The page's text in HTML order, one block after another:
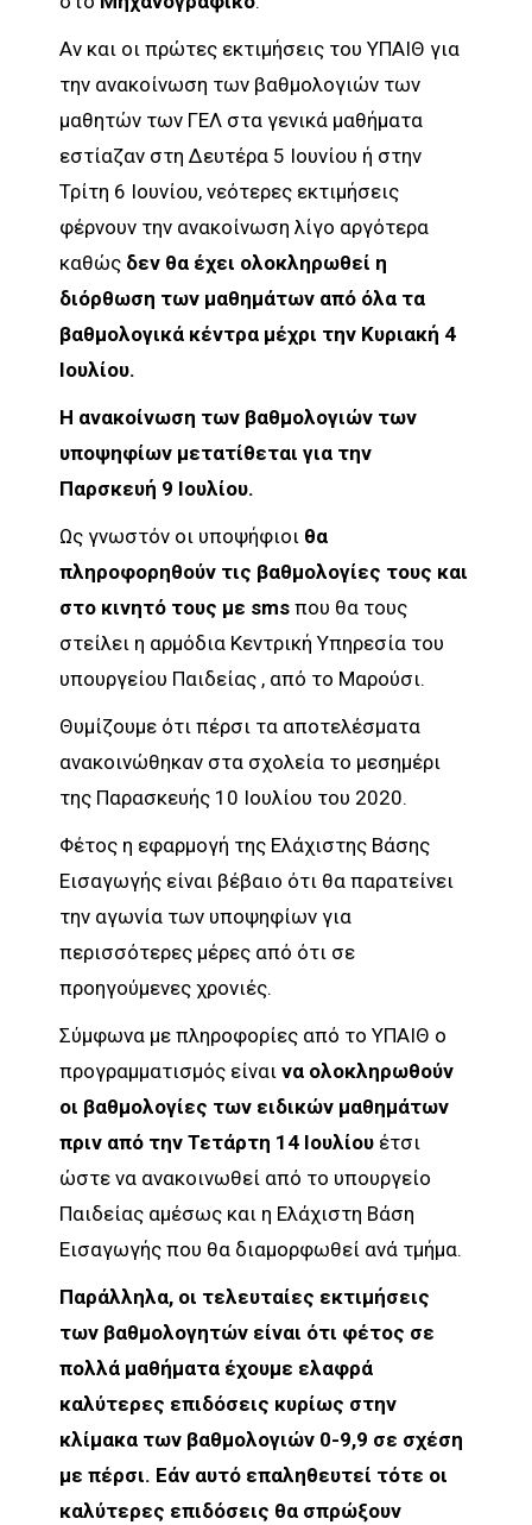
Αν και οι πρώτες εκτιμήσεις του ΥΠΑΙΘ για
την ανακοίνωση των βαθμολογιών των
μαθητών των ΓΕΛ στα γενικά μαθήματα
εστίαζαν στη Δευτέρα 5 Ιουνίου ή στην
Τρίτη 6 Ιουνίου, νεότερες εκτιμήσεις
φέρνουν την ανακοίνωση λίγο αργότερα
καθώς δεν θα έχει ολοκληρωθεί η
διόρθωση των μαθημάτων από όλα τα
βαθμολογικά κέντρα μέχρι την Κυριακή 4
Ιουλίου.
Η ανακοίνωση των βαθμολογιών των
υποψηφίων μετατίθεται για την
Παρσκευή 9 Ιουλίου.
Ως γνωστόν οι υποψήφιοι θα
πληροφορηθούν τις βαθμολογίες τους και
στο κινητό τους με sms που θα τους
στείλει η αρμόδια Κεντρική Υπηρεσία του
υπουργείου Παιδείας , από το Μαρούσι.
Θυμίζουμε ότι πέρσι τα αποτελέσματα
ανακοινώθηκαν στα σχολεία το μεσημέρι
της Παρασκευής 10 Ιουλίου του 2020.
Φέτος η εφαρμογή της Ελάχιστης Βάσης
Εισαγωγής είναι βέβαιο ότι θα παρατείνει
την αγωνία των υποψηφίων για
περισσότερες μέρες από ότι σε
προηγούμενες χρονιές.
Σύμφωνα με πληροφορίες από το ΥΠΑΙΘ ο
προγραμματισμός είναι να ολοκληρωθούν
οι βαθμολογίες των ειδικών μαθημάτων
πριν από την Τετάρτη 14 Ιουλίου έτσι
ώστε να ανακοινωθεί από το υπουργείο
Παιδείας αμέσως και η Ελάχιστη Βάση
Εισαγωγής που θα διαμορφωθεί ανά τμήμα.
Παράλληλα, οι τελευταίες εκτιμήσεις
των βαθμολογητών είναι ότι φέτος σε
πολλά μαθήματα έχουμε ελαφρά
καλύτερες επιδόσεις κυρίως στην
κλίμακα των βαθμολογιών 0-9,9 σε σχέση
με πέρσι. Εάν αυτό επαληθευτεί τότε οι
καλύτερες επιδόσεις θα σπρώξουν